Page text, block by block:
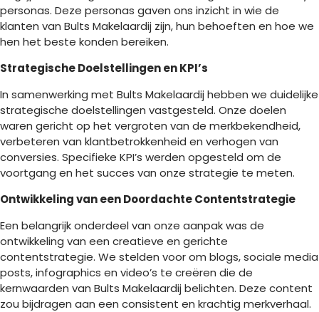
personas. Deze personas gaven ons inzicht in wie de
klanten van Bults Makelaardij zijn, hun behoeften en hoe we
hen het beste konden bereiken.
Strategische Doelstellingen en KPI’s
In samenwerking met Bults Makelaardij hebben we duidelijke
strategische doelstellingen vastgesteld. Onze doelen
waren gericht op het vergroten van de merkbekendheid,
verbeteren van klantbetrokkenheid en verhogen van
conversies. Specifieke KPI’s werden opgesteld om de
voortgang en het succes van onze strategie te meten.
Ontwikkeling van een Doordachte Contentstrategie
Een belangrijk onderdeel van onze aanpak was de
ontwikkeling van een creatieve en gerichte
contentstrategie. We stelden voor om blogs, sociale media
posts, infographics en video’s te creëren die de
kernwaarden van Bults Makelaardij belichten. Deze content
zou bijdragen aan een consistent en krachtig merkverhaal.